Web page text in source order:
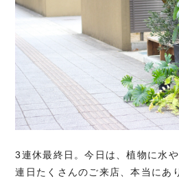
3連休最終日。今日は、植物に水
連日たくさんのご来店、本当にあ